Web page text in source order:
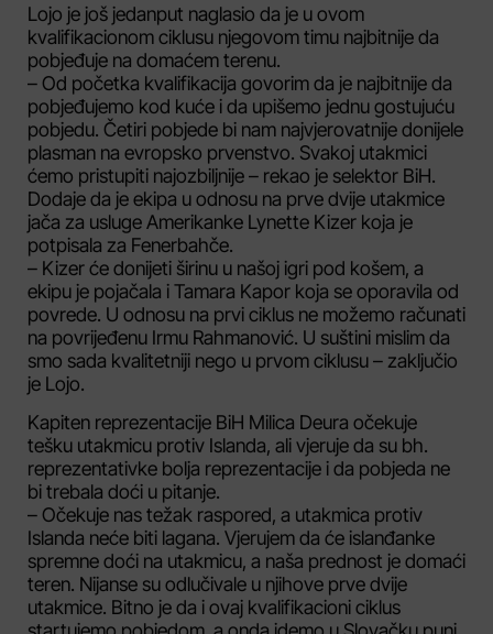
Lojo je još jedanput naglasio da je u ovom
kvalifikacionom ciklusu njegovom timu najbitnije da
pobjeđuje na domaćem terenu.
– Od početka kvalifikacija govorim da je najbitnije da
pobjeđujemo kod kuće i da upišemo jednu gostujuću
pobjedu. Četiri pobjede bi nam najvjerovatnije donijele
plasman na evropsko prvenstvo. Svakoj utakmici
ćemo pristupiti najozbiljnije – rekao je selektor BiH.
Dodaje da je ekipa u odnosu na prve dvije utakmice
jača za usluge Amerikanke Lynette Kizer koja je
potpisala za Fenerbahče.
– Kizer će donijeti širinu u našoj igri pod košem, a
ekipu je pojačala i Tamara Kapor koja se oporavila od
povrede. U odnosu na prvi ciklus ne možemo računati
na povrijeđenu Irmu Rahmanović. U suštini mislim da
smo sada kvalitetniji nego u prvom ciklusu – zaključio
je Lojo.
Kapiten reprezentacije BiH Milica Deura očekuje
tešku utakmicu protiv Islanda, ali vjeruje da su bh.
reprezentativke bolja reprezentacije i da pobjeda ne
bi trebala doći u pitanje.
– Očekuje nas težak raspored, a utakmica protiv
Islanda neće biti lagana. Vjerujem da će islanđanke
spremne doći na utakmicu, a naša prednost je domaći
teren. Nijanse su odlučivale u njihove prve dvije
utakmice. Bitno je da i ovaj kvalifikacioni ciklus